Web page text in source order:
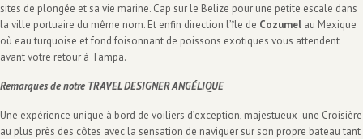
sites de plongée et sa vie marine. Cap sur le Belize pour une petite escale dans
la ville portuaire du même nom. Et enfin direction l’île de Cozumel au Mexique
où eau turquoise et fond foisonnant de poissons exotiques vous attendent
avant votre retour à Tampa.
Remarques de notre TRAVEL DESIGNER ANGÉLIQUE
Une expérience unique à bord de voiliers d’exception, majestueux une Croisière
au plus près des côtes avec la sensation de naviguer sur son propre bateau tant